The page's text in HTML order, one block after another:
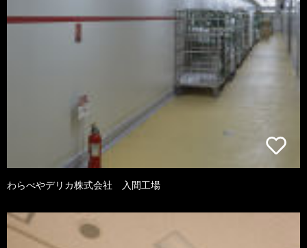
わらべやデリカ株式会社 入間工場